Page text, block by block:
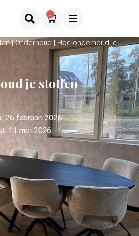
0
|Onderhoud | Hoe onderhoud je
je stoffen
26 februari 2026
11 mei 2026